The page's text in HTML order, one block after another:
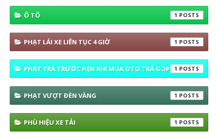
Ô TÔ 1
PHẠT LÁI XE LIÊN TỤC 4 GIỜ 1
PHẠT TRẢ TRƯỚC HẸN KHI MUA OTO TRẢ GÓP 1
PHẠT VƯỢT ĐÈN VÀNG 1
PHÙ HIỆU XE TẢI 1